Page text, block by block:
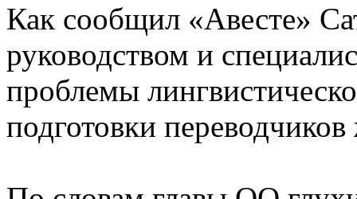
Как сообщил «Авесте»
руководством и
проблемы
подготовки